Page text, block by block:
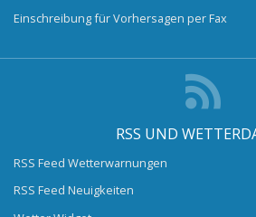
Einschreibung für Vorhersagen per Fax
RSS UND
RSS Feed Wetterwarnungen
RSS Feed Neuigkeiten